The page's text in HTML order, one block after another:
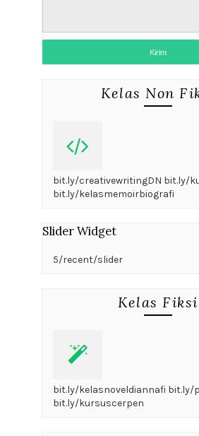
Kelas Non
bit.ly/creativewritingDN bit.ly/
bit.ly/kelasmemoirbiografi
Slider Widget
5/recent/slider
Kelas Fiksi
bit.ly/kelasnoveldiannafi bit.ly/
bit.ly/kursuscerpen